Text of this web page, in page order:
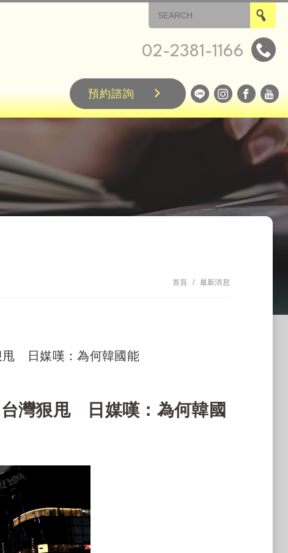
02-2381-1166
預約諮詢
首頁 最新消息
甩 日媒嘆：為何韓國能
灣狠甩 日媒嘆：為何韓國